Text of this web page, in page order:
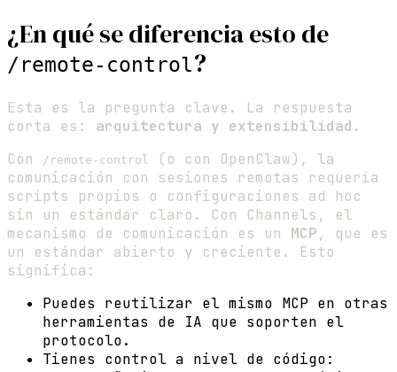
¿En qué se diferencia esto de
/remote-control?
Esta es la pregunta clave. La respuesta
corta es: arquitectura y extensibilidad .
Con
/remote-control
(o con OpenClaw), la
comunicación con sesiones remotas requería
scripts propios o configuraciones ad hoc
sin un estándar claro. Con Channels, el
mecanismo de comunicación es un MCP, que es
un estándar abierto y creciente. Esto
significa:
Puedes reutilizar el mismo MCP en otras
herramientas de IA que soporten el
protocolo.
Tienes control a nivel de código: